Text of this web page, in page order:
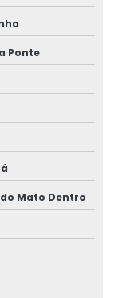
Ponte
Mato Dentro